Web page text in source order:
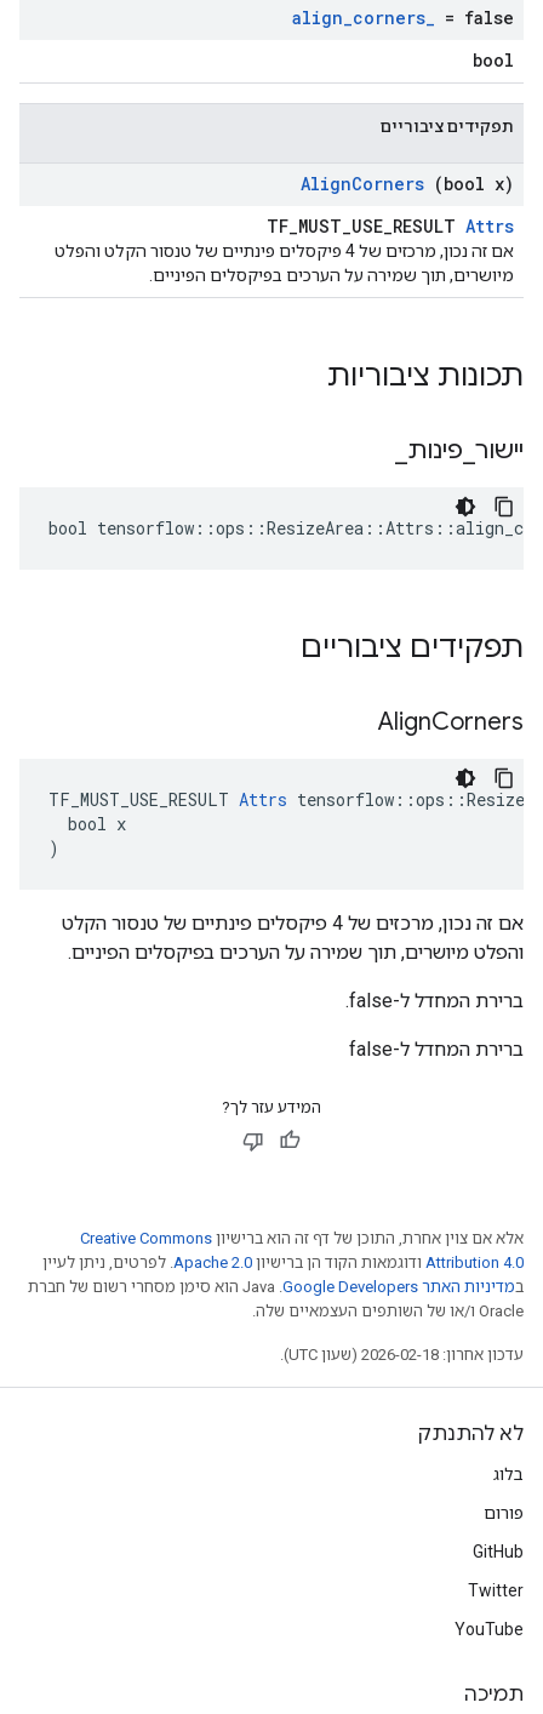
align_corners_ = false
bool
תפקידים ציבוריים
AlignCorners (bool x)
TF_MUST_USE_RESULT Attrs
אם זה נכון, מרכזים של 4 פיקסלים פינתיים של טנסור הקלט והפלט
מיושרים, תוך שמירה על הערכים בפיקסלים הפיניים.
תכונות ציבוריות
יישור פינות
bool
תפקידים ציבוריים
AlignCorners
TF_MUST_USE_RESULT Attrs
  bool x
)
אם זה נכון, מרכזים של 4 פיקסלים פינתיים של טנסור הקלט
והפלט מיושרים, תוך שמירה על הערכים בפיקסלים הפיניים.
ברירת המחדל ל-false.
ברירת המחדל ל-false
המידע עזר לך?
אלא אם צוין אחרת, התוכן של דף זה הוא ברישיון Creative Commons
Attribution 4.0 ודוגמאות הקוד הן ברישיון Apache 2.0. לפרטים, ניתן לעיין
במדיניות האתר Google Developers‏
.‏ Java הוא סימן מסחרי רשום של חברת
Oracle ו/או של השותפים העצמאיים שלה.
עדכון אחרון: 2026-02-18 (שעון UTC).
לא להתנתק
בלוג
פורום
GitHub
Twitter
YouTube
תמיכה